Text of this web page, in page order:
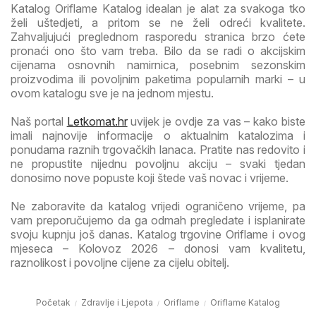
Katalog Oriflame Katalog idealan je alat za svakoga tko
želi uštedjeti, a pritom se ne želi odreći kvalitete.
Zahvaljujući preglednom rasporedu stranica brzo ćete
pronaći ono što vam treba. Bilo da se radi o akcijskim
cijenama osnovnih namirnica, posebnim sezonskim
proizvodima ili povoljnim paketima popularnih marki – u
ovom katalogu sve je na jednom mjestu.
Naš portal Letkomat.hruvijek je ovdje za vas – kako biste
imali najnovije informacije o aktualnim katalozima i
ponudama raznih trgovačkih lanaca. Pratite nas redovito i
ne propustite nijednu povoljnu akciju – svaki tjedan
donosimo nove popuste koji štede vaš novac i vrijeme.
Ne zaboravite da katalog vrijedi ograničeno vrijeme, pa
vam preporučujemo da ga odmah pregledate i isplanirate
svoju kupnju još danas. Katalog trgovine Oriflame i ovog
mjeseca – Kolovoz 2026 – donosi vam kvalitetu,
raznolikost i povoljne cijene za cijelu obitelj.
Početak Zdravlje i Ljepota Oriflame Oriflame Katalog